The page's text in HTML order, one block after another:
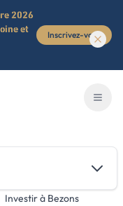
2026
et
Inscrivez-vous
Investir à Bezons